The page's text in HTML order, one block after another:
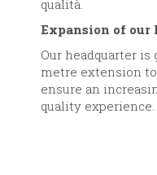
qualità.
Expansion of our
Our headquarter is
metre extension
ensure an
quality experience.